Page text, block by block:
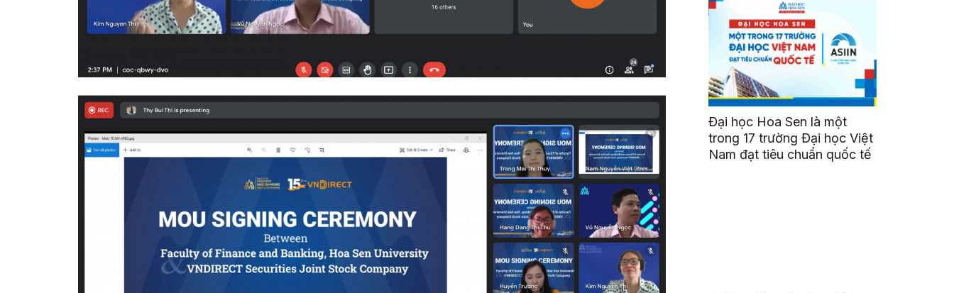
Đại học Hoa Sen là một
trong 17 trường Đại học Việt
Nam đạt tiêu chuẩn quốc tế